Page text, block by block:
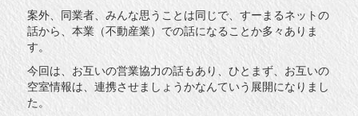
案外、同業者、みんな思うことは同じで、すーまるネットの
話から、本業（不動産業）での話になることか多々ありま
す。
今回は、お互いの営業協力の話もあり、ひとまず、お互いの
空室情報は、連携させましょうかなんていう展開になりまし
た。